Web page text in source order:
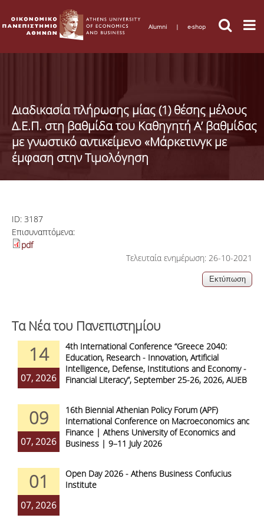
Alumni | e-shop
Διαδικασία πλήρωσης μίας (1) θέσης μέλους
Δ.Ε.Π. στη βαθμίδα του Καθηγητή Α’ βαθμίδας
με γνωστικό αντικείμενο «Μάρκετινγκ με
έμφαση στην Τιμολόγηση
ID: 3187
Επισυναπτόμενα:
pdf
Τελευταία ενημέρωση: 26-10-2021
Τα Νέα του Πανεπιστημίου
14
07, 2026
4th International Conference “Greece 2040:
Education, Research - Innovation, Artificial
Intelligence, Defense, Institutions and Economy -
Financial Literacy”, September 25-26, 2026, AUEB
09
07, 2026
16th Biennial Athenian Policy Forum (APF)
International Conference on Macroeconomics and
Finance | Athens University of Economics and
Business | 9–11 July 2026
01
07, 2026
Open Day 2026 - Athens Business Confucius
Institute